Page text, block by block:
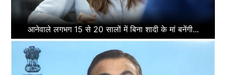
आनेवाले लगभग 15 से 20 सालों में बिना शादी के मां बनेंगी...